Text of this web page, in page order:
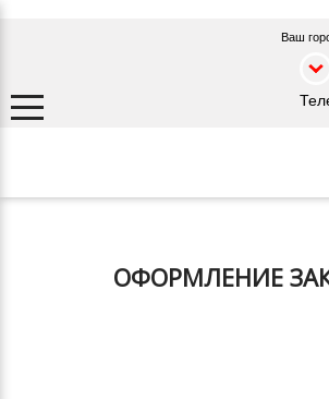
Ваш
ОФОРМЛЕНИЕ